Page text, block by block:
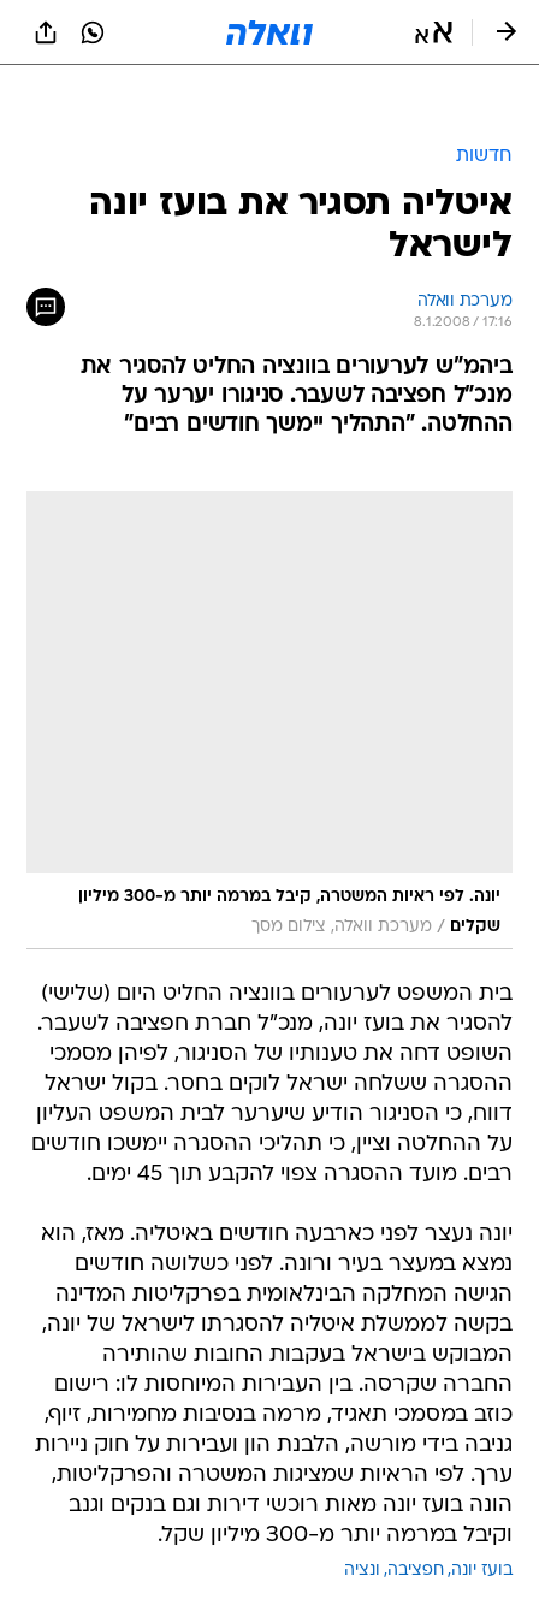
חדשות
איטליה תסגיר את בועז יונה
לישראל
מערכת וואלה
8.1.2008 / 17:16
ביהמ"ש לערעורים בוונציה החליט להסגיר את
מנכ"ל חפציבה לשעבר. סניגורו יערער על
ההחלטה. "התהליך יימשך חודשים רבים"
יונה. לפי ראיות המשטרה, קיבל במרמה יותר מ-300 מיליון
שקלים
/ מערכת וואלה, צילום מסך
בית המשפט לערעורים בוונציה החליט היום (שלישי)
להסגיר את בועז יונה, מנכ"ל חברת חפציבה לשעבר.
השופט דחה את טענותיו של הסניגור, לפיהן מסמכי
ההסגרה ששלחה ישראל לוקים בחסר. בקול ישראל
דווח, כי הסניגור הודיע שיערער לבית המשפט העליון
על ההחלטה וציין, כי תהליכי ההסגרה יימשכו חודשים
רבים. מועד ההסגרה צפוי להקבע תוך 45 ימים.
יונה נעצר לפני כארבעה חודשים באיטליה. מאז, הוא
נמצא במעצר בעיר ורונה. לפני כשלושה חודשים
הגישה המחלקה הבינלאומית בפרקליטות המדינה
בקשה לממשלת איטליה להסגרתו לישראל של יונה,
המבוקש בישראל בעקבות החובות שהותירה
החברה שקרסה. בין העבירות המיוחסות לו: רישום
כוזב במסמכי תאגיד, מרמה בנסיבות מחמירות, זיוף,
גניבה בידי מורשה, הלבנת הון ועבירות על חוק ניירות
ערך. לפי הראיות שמציגות המשטרה והפרקליטות,
הונה בועז יונה מאות רוכשי דירות וגם בנקים וגנב
וקיבל במרמה יותר מ-300 מיליון שקל.
בועז יונה חפציבה ונציה